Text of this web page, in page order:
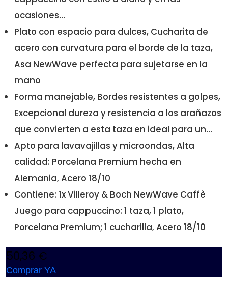
ocasiones...
Plato con espacio para dulces, Cucharita de
acero con curvatura para el borde de la taza,
Asa NewWave perfecta para sujetarse en la
mano
Forma manejable, Bordes resistentes a golpes,
Excepcional dureza y resistencia a los arañazos
que convierten a esta taza en ideal para un...
Apto para lavavajillas y microondas, Alta
calidad: Porcelana Premium hecha en
Alemania, Acero 18/10
Contiene: 1x Villeroy & Boch NewWave Caffè
Juego para cappuccino: 1 taza, 1 plato,
Porcelana Premium; 1 cucharilla, Acero 18/10
50,36 €
Comprar YA